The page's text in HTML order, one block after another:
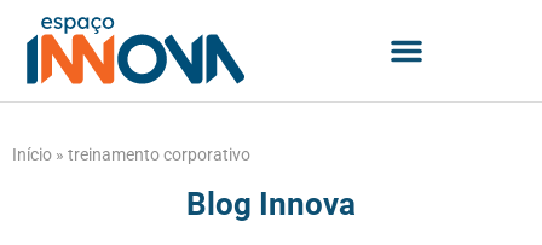
Início » treinamento corporativo
Blog Innova